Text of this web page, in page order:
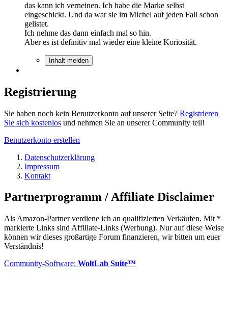
das kann ich verneinen. Ich habe die Marke selbst
eingeschickt. Und da war sie im Michel auf jeden Fall schon
gelistet.
Ich nehme das dann einfach mal so hin.
Aber es ist definitiv mal wieder eine kleine Koriosität.
Inhalt melden
Registrierung
Sie haben noch kein Benutzerkonto auf unserer Seite? Registrieren
Sie sich kostenlos und nehmen Sie an unserer Community teil!
Benutzerkonto erstellen
Datenschutzerklärung
Impressum
Kontakt
Partnerprogramm / Affiliate Disclaimer
Als Amazon-Partner verdiene ich an qualifizierten Verkäufen. Mit *
markierte Links sind Affiliate-Links (Werbung). Nur auf diese Weise
können wir dieses großartige Forum finanzieren, wir bitten um euer
Verständnis!
Community-Software: WoltLab Suite™